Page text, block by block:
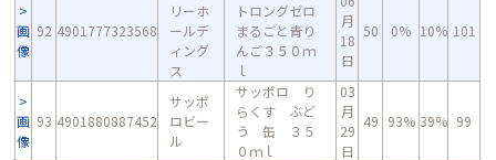
画
像
92 4901777323568
リーホ
ールデ
ィング
ス
トロングゼロ
まるごと青り
んご３５０ｍ
ｌ
月
18
日
50 0% 10% 101
画
像
93 4901880887452
サッポ
ロビー
ル
サッポロ り
らくす ぶど
う 缶 ３５
０ｍｌ
03
月
29
日
49 93% 39% 99